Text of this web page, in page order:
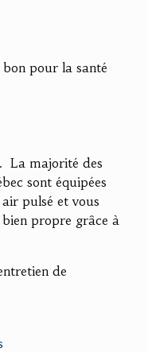
pour la santé
La majorité des
sont équipées
pulsé et vous
propre grâce à
de